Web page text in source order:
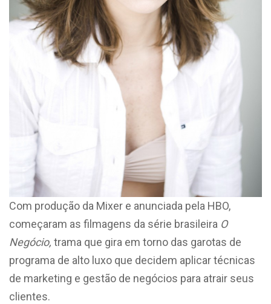
Com produção da Mixer e anunciada pela HBO,
começaram as filmagens da série brasileira O
Negócio, trama que gira em torno das garotas de
programa de alto luxo que decidem aplicar técnicas
de marketing e gestão de negócios para atrair seus
clientes.